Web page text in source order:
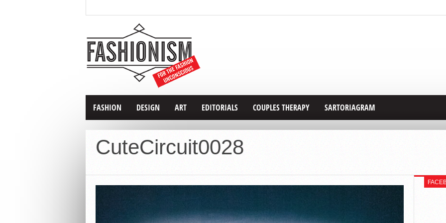
FASHION DESIGN ART EDITORIALS COUPLES THERAPY SARTORIAGRAM
CuteCircuit0028